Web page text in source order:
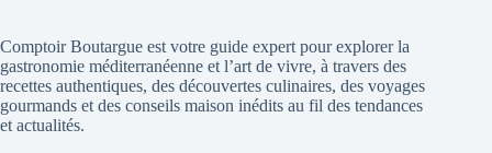
Comptoir Boutargue est votre guide expert pour explorer la
gastronomie méditerranéenne et l’art de vivre, à travers des
recettes authentiques, des découvertes culinaires, des voyages
gourmands et des conseils maison inédits au fil des tendances
et actualités.